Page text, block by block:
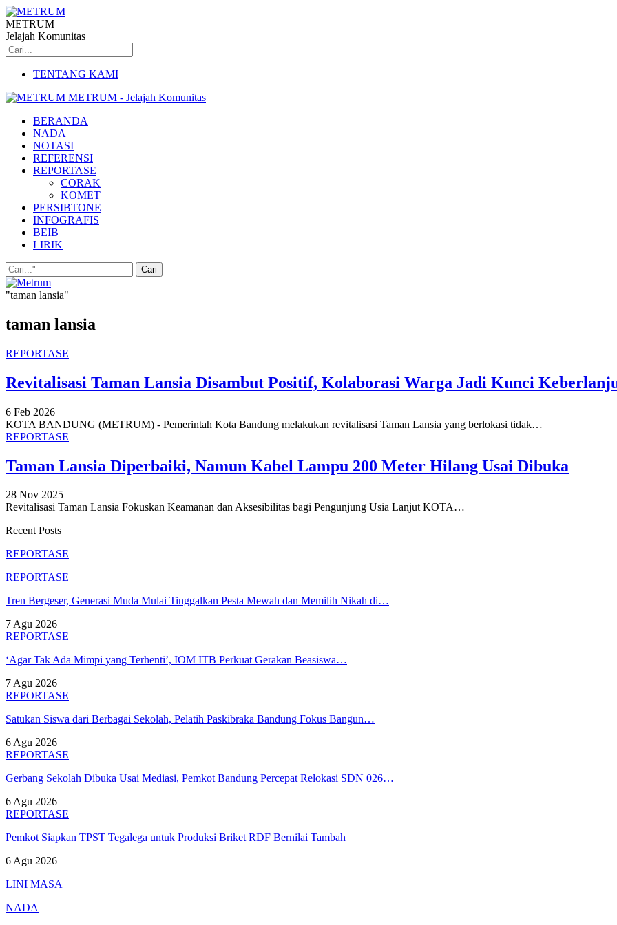
METRUM
Jelajah Komunitas
TENTANG KAMI
METRUM - Jelajah Komunitas
BERANDA
NADA
NOTASI
REFERENSI
REPORTASE
CORAK
KOMET
PERSIBTONE
INFOGRAFIS
BEIB
LIRIK
"taman lansia"
taman lansia
REPORTASE
Revitalisasi Taman Lansia Disambut Positif, Kolaborasi Warga Jadi Kunci
6 Feb 2026
KOTA BANDUNG (METRUM) - Pemerintah Kota Bandung melakukan revitalisasi Taman Lansia yang berlokasi tidak…
REPORTASE
Taman Lansia Diperbaiki, Namun Kabel Lampu 200 Meter Hilang Usai Dibuka
28 Nov 2025
Revitalisasi Taman Lansia Fokuskan Keamanan dan Aksesibilitas bagi Pengunjung Usia LanjutKOTA…
Recent Posts
REPORTASE
REPORTASE
Tren Bergeser, Generasi Muda Mulai Tinggalkan Pesta Mewah dan Memilih Nikah di…
7 Agu 2026
REPORTASE
‘Agar Tak Ada Mimpi yang Terhenti’, IOM ITB Perkuat Gerakan Beasiswa…
7 Agu 2026
REPORTASE
Satukan Siswa dari Berbagai Sekolah, Pelatih Paskibraka Bandung Fokus Bangun…
6 Agu 2026
REPORTASE
Gerbang Sekolah Dibuka Usai Mediasi, Pemkot Bandung Percepat Relokasi SDN 026…
6 Agu 2026
REPORTASE
Pemkot Siapkan TPST Tegalega untuk Produksi Briket RDF Bernilai Tambah
6 Agu 2026
LINI MASA
NADA